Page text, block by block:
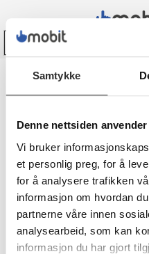
Samtykke
Denne nettsiden
Vi bruker
et personlig preg, for å
for å analysere trafikken
informasjon om hvordan
partnerne våre innen
analysearbeid, som kan
informasjon du har gjort
Bli kunde
- 10% på ditt
Armbåndsur
Ser du etter
Se vårt store
på mobil og IT
Norge ✓Leasing